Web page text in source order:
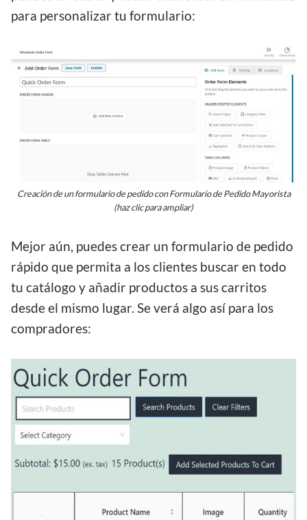
para personalizar tu formulario:
Creación de un formulario de pedido con Formulario de Pedido Mayorista
(haz clic para ampliar)
Mejor aún, puedes crear un formulario de pedido
rápido que permita a los clientes buscar en todo
tu catálogo y añadir productos a sus carritos
desde el mismo lugar. Se verá algo así para los
compradores: